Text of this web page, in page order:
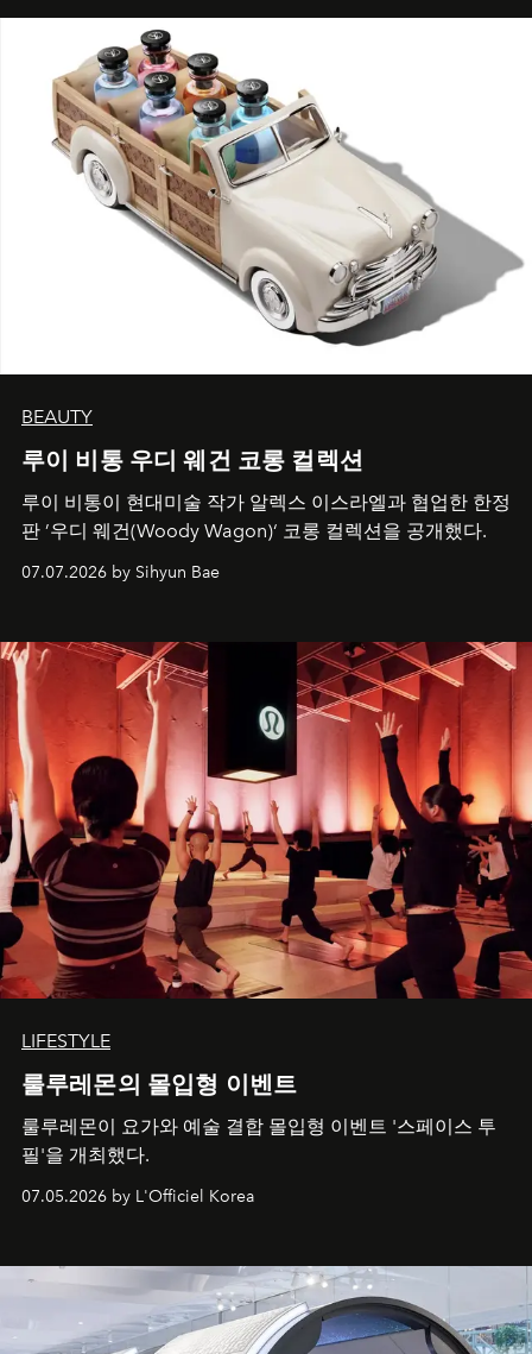
BEAUTY
루이 비통 우디 웨건 코롱 컬렉션
루이 비통이 현대미술 작가 알렉스 이스라엘과 협업한 한정
판 ’우디 웨건(Woody Wagon)‘ 코롱 컬렉션을 공개했다.
07.07.2026 by Sihyun Bae
LIFESTYLE
룰루레몬의 몰입형 이벤트
룰루레몬이 요가와 예술 결합 몰입형 이벤트 '스페이스 투
필'을 개최했다.
07.05.2026 by L'Officiel Korea